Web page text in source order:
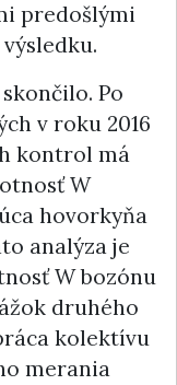
predošlými
Po
v roku 2016
kontrol má
W
hovorkyňa
analýza je
W bozónu
druhého
kolektívu
merania